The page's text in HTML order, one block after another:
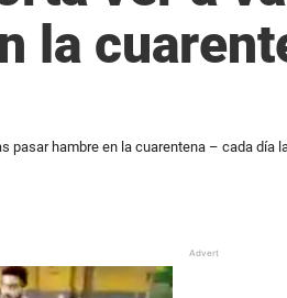
la
pasar hambre en la cuarentena – cada día